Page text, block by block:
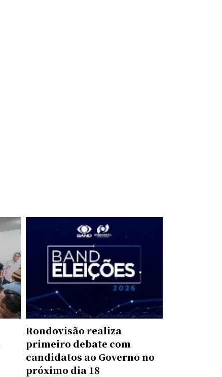
Rondovisão realiza
primeiro debate com
candidatos ao Governo no
próximo dia 18